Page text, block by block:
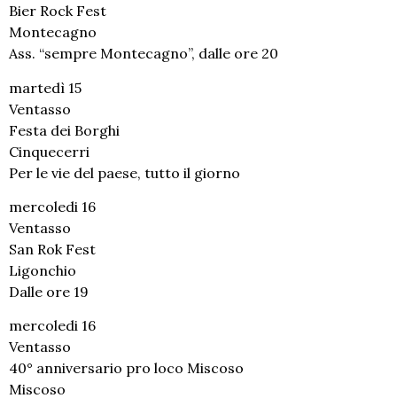
Bier Rock Fest
Montecagno
Ass. “sempre Montecagno”, dalle ore 20
martedì 15
Ventasso
Festa dei Borghi
Cinquecerri
Per le vie del paese, tutto il giorno
mercoledi 16
Ventasso
San Rok Fest
Ligonchio
Dalle ore 19
mercoledi 16
Ventasso
40° anniversario pro loco Miscoso
Miscoso